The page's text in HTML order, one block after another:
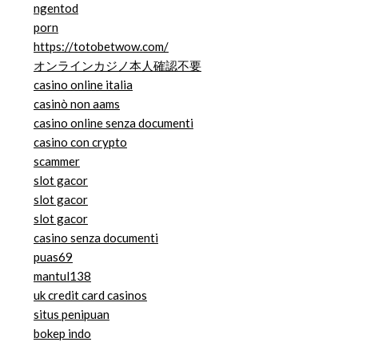
ngentod
porn
https://totobetwow.com/
オンラインカジノ本人確認不要
casino online italia
casinò non aams
casino online senza documenti
casino con crypto
scammer
slot gacor
slot gacor
slot gacor
casino senza documenti
puas69
mantul138
uk credit card casinos
situs penipuan
bokep indo